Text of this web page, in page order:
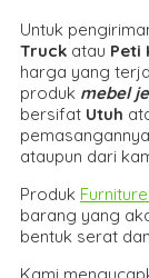
Untuk
Truck atau Peti
harga yang
produk mebel
bersifat Utuh
ataupun dari
Produk
barang yang
bentuk serat